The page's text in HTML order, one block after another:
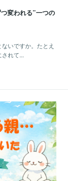
変われる”一つの
いですか。たとえ
れて...